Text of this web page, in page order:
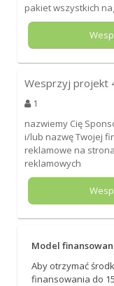
pakiet wszystkich
Wesprzyj projekt
1
nazwiemy Cię
i/lub nazwę Twojej
reklamowe na
reklamowych
Model
Aby otrzymać
finansowania do